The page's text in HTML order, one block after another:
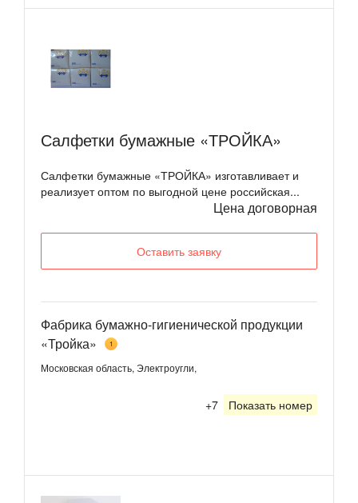
Салфетки бумажные «ТРОЙКА»
Салфетки бумажные «ТРОЙКА» изготавливает и
реализует оптом по выгодной цене российская...
Цена договорная
Оставить заявку
Фабрика бумажно-гигиенической продукции
«Тройка»
1
Московская область, Электроугли,
+7 Показать номер